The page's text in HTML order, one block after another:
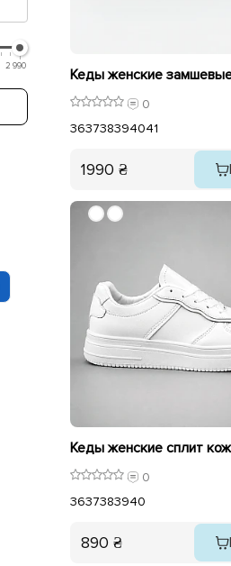
2 990
0
363738394041
1990 ₴
0
3637383940
890 ₴